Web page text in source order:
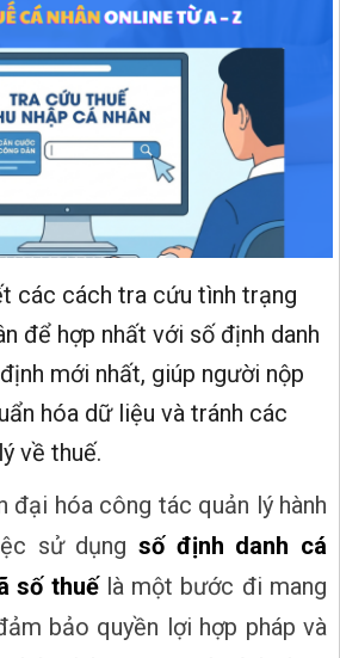
các cách tra cứu tình trạng
để hợp nhất với số định danh
mới nhất, giúp người nộp
hóa dữ liệu và tránh các
về thuế.
đại hóa công tác quản lý hành
sử dụng số định danh cá
số thuếlà một bước đi mang
bảo quyền lợi hợp pháp và